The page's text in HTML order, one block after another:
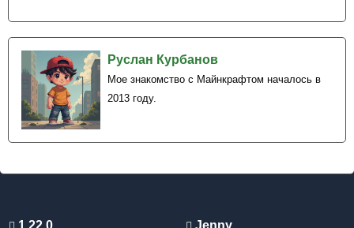
Руслан Курбанов
Мое знакомство с Майнкрафтом началось в
2013 году.